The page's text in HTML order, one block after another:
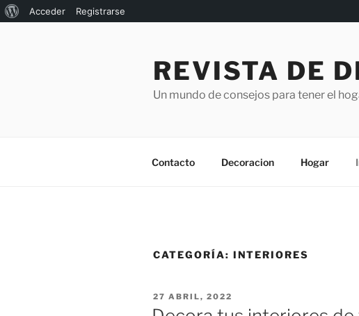
Acerca
Acceder
Registrarse
REVISTA DE
Un mundo de consejos para tener el
Contacto Decoracion Hogar
CATEGORÍA: INTERIORES
PUBLICADO
EL
27 ABRIL, 2022